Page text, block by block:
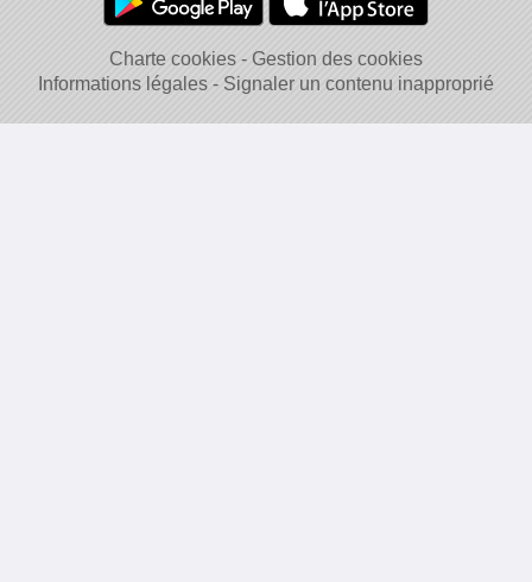
Charte cookies
Gestion des cookies
Informations légales
Signaler un contenu inapproprié